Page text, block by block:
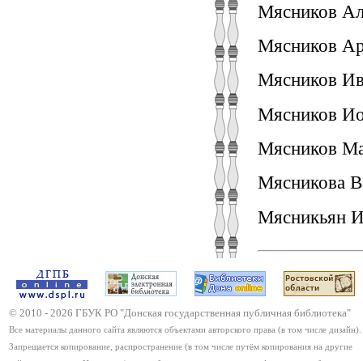
Мясников
Мясников
Мясников
Мясников
Мясников
Мясникова
Мясникьян
© 2010 - 2026 ГБУК РО "Донская государственная публичная библиотека"
Все материалы данного сайта являются объектами авторского права (в том числе дизайн).
Запрещается копирование, распространение (в том числе путём копирования на другие